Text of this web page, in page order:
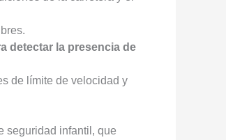
detectar la presencia de
de límite de velocidad y
seguridad infantil, que